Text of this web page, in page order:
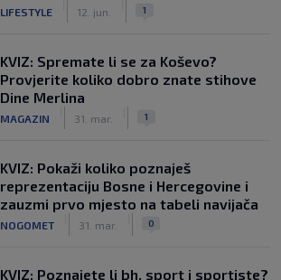
LIFESTYLE 12. jun. 1
KVIZ: Spremate li se za Koševo?
Provjerite koliko dobro znate stihove
Dine Merlina
MAGAZIN 31. mar. 1
KVIZ: Pokaži koliko poznaješ
reprezentaciju Bosne i Hercegovine i
zauzmi prvo mjesto na tabeli navijača
NOGOMET 31. mar. 0
KVIZ: Poznajete li bh. sport i sportiste?